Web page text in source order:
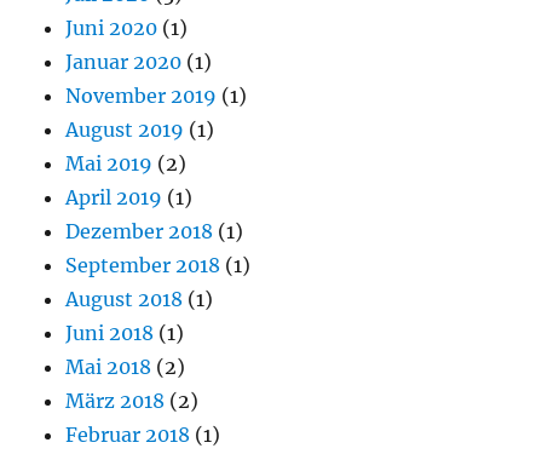
Juni 2020 (1)
Januar 2020 (1)
November 2019 (1)
August 2019 (1)
Mai 2019 (2)
April 2019 (1)
Dezember 2018 (1)
September 2018 (1)
August 2018 (1)
Juni 2018 (1)
Mai 2018 (2)
März 2018 (2)
Februar 2018 (1)